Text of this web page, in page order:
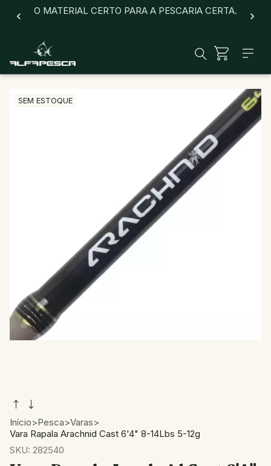
O MATERIAL CERTO PARA A PESCARIA CERTA.
SEM ESTOQUE
Início>Pesca>Varas>
Vara Rapala Arachnid Cast 6'4" 8-14Lbs 5-12g
SKU: 282540